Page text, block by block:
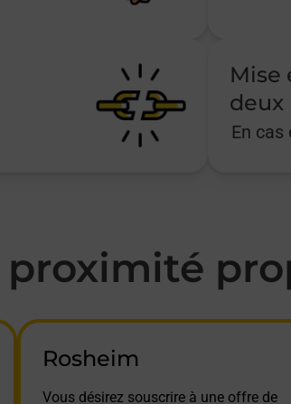
Mise
deux
En cas
Rosheim
Vous désirez souscrire à une offre de